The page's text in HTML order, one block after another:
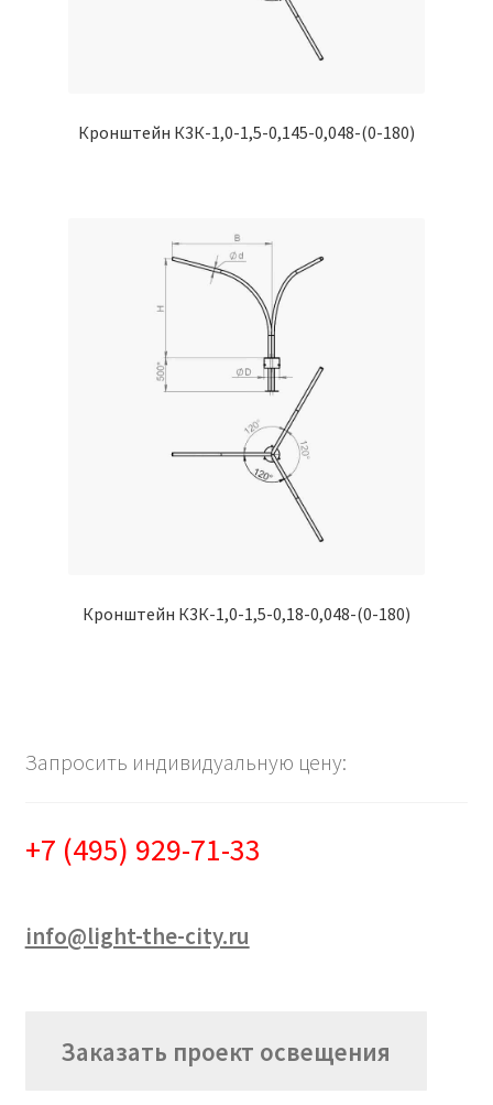
Кронштейн К3К-1,0-1,5-0,145-0,048-(0-180)
Кронштейн К3К-1,0-1,5-0,18-0,048-(0-180)
Запросить индивидуальную цену:
+7 (495) 929-71-33
info@light-the-city.ru
Заказать проект освещения